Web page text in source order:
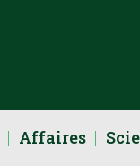
Affaires